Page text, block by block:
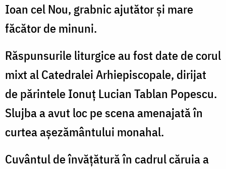
Ioan cel Nou, grabnic ajutător și mare
făcător de minuni.
Răspunsurile liturgice au fost date de corul
mixt al Catedralei Arhiepiscopale, dirijat
de părintele Ionuț Lucian Tablan Popescu.
Slujba a avut loc pe scena amenajată în
curtea așezământului monahal.
Cuvântul de învățătură în cadrul căruia a